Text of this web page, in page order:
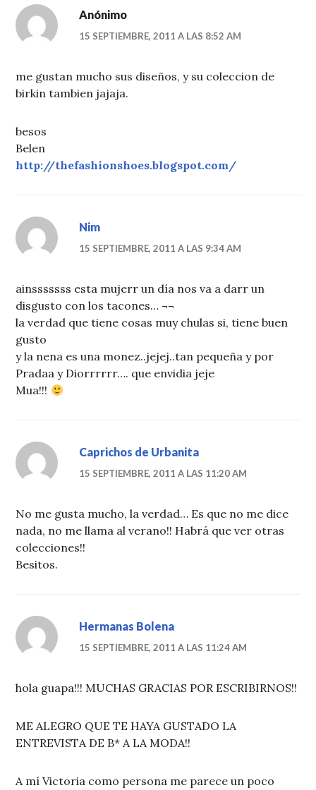
Anónimo
15 SEPTIEMBRE, 2011 A LAS 8:52 AM
me gustan mucho sus diseños, y su coleccion de
birkin tambien jajaja.
besos
Belen
http://thefashionshoes.blogspot.com/
Nim
15 SEPTIEMBRE, 2011 A LAS 9:34 AM
ainsssssss esta mujerr un día nos va a darr un
disgusto con los tacones… ¬¬
la verdad que tiene cosas muy chulas si, tiene buen
gusto
y la nena es una monez..jejej..tan pequeña y por
Pradaa y Diorrrrrr…. que envidia jeje
Mua!!!
Caprichos de Urbanita
15 SEPTIEMBRE, 2011 A LAS 11:20 AM
No me gusta mucho, la verdad… Es que no me dice
nada, no me llama al verano!! Habrá que ver otras
colecciones!!
Besitos.
Hermanas Bolena
15 SEPTIEMBRE, 2011 A LAS 11:24 AM
hola guapa!!! MUCHAS GRACIAS POR ESCRIBIRNOS!!
ME ALEGRO QUE TE HAYA GUSTADO LA
ENTREVISTA DE B* A LA MODA!!
A mí Victoria como persona me parece un poco